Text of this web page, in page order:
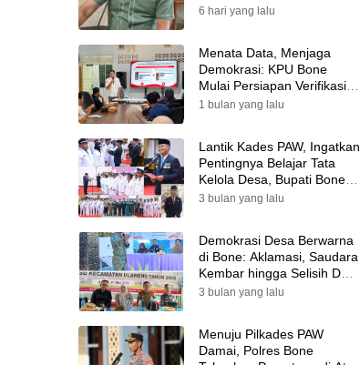
6 hari yang lalu
Menata Data, Menjaga
Demokrasi: KPU Bone
Mulai Persiapan Verifikasi
Partai Politik Menuju Pemilu
1 bulan yang lalu
Lantik Kades PAW, Ingatkan
Pentingnya Belajar Tata
Kelola Desa, Bupati Bone:
Tak Ada Lagi Kubu,
3 bulan yang lalu
Demokrasi Desa Berwarna
di Bone: Aklamasi, Saudara
Kembar hingga Selisih Dua
Suara Warnai Pilkades PAW
3 bulan yang lalu
Menuju Pilkades PAW
Damai, Polres Bone